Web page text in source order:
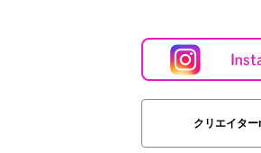
クリエイタ